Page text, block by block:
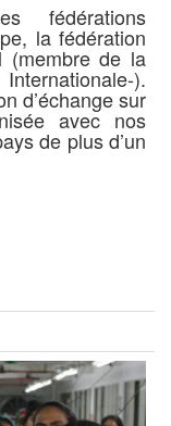
fédérations
la fédération
(membre de la
).
d’échange sur
avec nos
de plus d’un